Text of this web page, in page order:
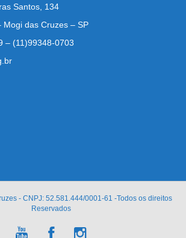
Santos, 134
das Cruzes – SP
– (11)99348-0703
- CNPJ: 52.581.444/0001-61 -Todos os direitos
Reservados